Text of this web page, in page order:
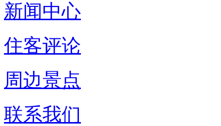
新闻中心
住客评论
周边景点
联系我们